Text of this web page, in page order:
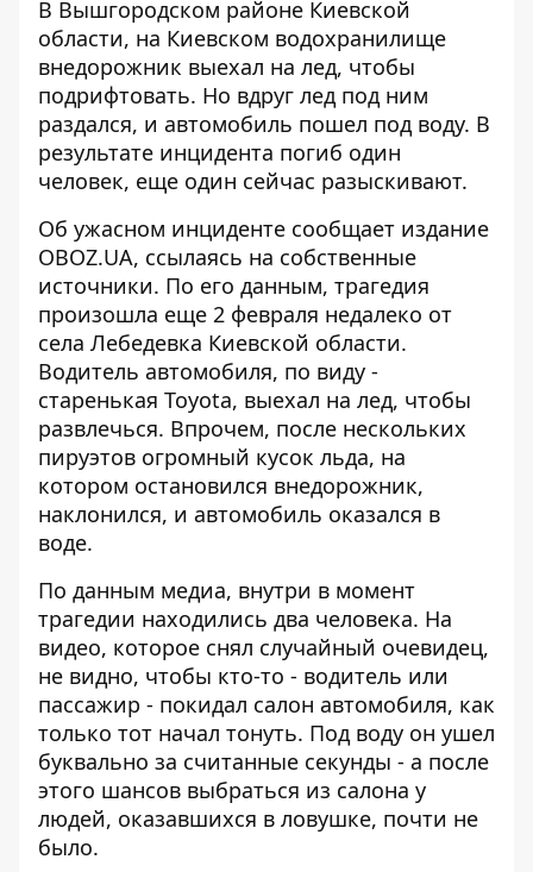
В Вышгородском районе Киевской
области, на Киевском водохранилище
внедорожник выехал на лед, чтобы
подрифтовать. Но вдруг лед под ним
раздался, и автомобиль пошел под воду. В
результате инцидента погиб один
человек, еще один сейчас разыскивают.
Об ужасном инциденте сообщает издание
OBOZ.UA, ссылаясь на собственные
источники. По его данным, трагедия
произошла еще 2 февраля недалеко от
села Лебедевка Киевской области.
Водитель автомобиля, по виду -
старенькая Toyota, выехал на лед, чтобы
развлечься. Впрочем, после нескольких
пируэтов огромный кусок льда, на
котором остановился внедорожник,
наклонился, и автомобиль оказался в
воде.
По данным медиа, внутри в момент
трагедии находились два человека. На
видео, которое снял случайный очевидец,
не видно, чтобы кто-то - водитель или
пассажир - покидал салон автомобиля, как
только тот начал тонуть. Под воду он ушел
буквально за считанные секунды - а после
этого шансов выбраться из салона у
людей, оказавшихся в ловушке, почти не
было.